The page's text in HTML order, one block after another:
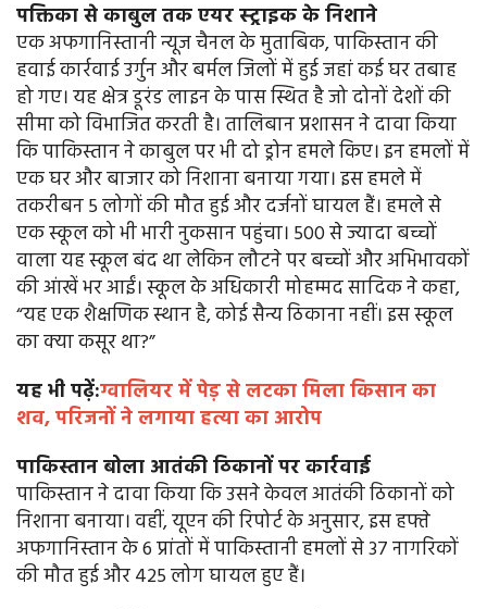
पक्तिका से काबुल तक एयर स्ट्राइक के निशाने
एक अफगानिस्तानी न्यूज चैनल के मुताबिक, पाकिस्तान की
हवाई कार्रवाई उर्गुन और बर्मल जिलों में हुई जहां कई घर तबाह
हो गए। यह क्षेत्र डूरंड लाइन के पास स्थित है जो दोनों देशों की
सीमा को विभाजित करती है। तालिबान प्रशासन ने दावा किया
कि पाकिस्तान ने काबुल पर भी दो ड्रोन हमले किए। इन हमलों में
एक घर और बाजार को निशाना बनाया गया। इस हमले में
तकरीबन 5 लोगों की मौत हुई और दर्जनों घायल हैं। हमले से
एक स्कूल को भी भारी नुकसान पहुंचा। 500 से ज्यादा बच्चों
वाला यह स्कूल बंद था लेकिन लौटने पर बच्चों और अभिभावकों
की आंखें भर आईं। स्कूल के अधिकारी मोहम्मद सादिक ने कहा,
“यह एक शैक्षणिक स्थान है, कोई सैन्य ठिकाना नहीं। इस स्कूल
का क्या कसूर था?”
यह भी पढ़ें:ग्वालियर में पेड़ से लटका मिला किसान का
शव, परिजनों ने लगाया हत्या का आरोप
पाकिस्तान बोला आतंकी ठिकानों पर कार्रवाई
पाकिस्तान ने दावा किया कि उसने केवल आतंकी ठिकानों को
निशाना बनाया। वहीं, यूएन की रिपोर्ट के अनुसार, इस हफ्ते
अफगानिस्तान के 6 प्रांतों में पाकिस्तानी हमलों से 37 नागरिकों
की मौत हुई और 425 लोग घायल हुए हैं।